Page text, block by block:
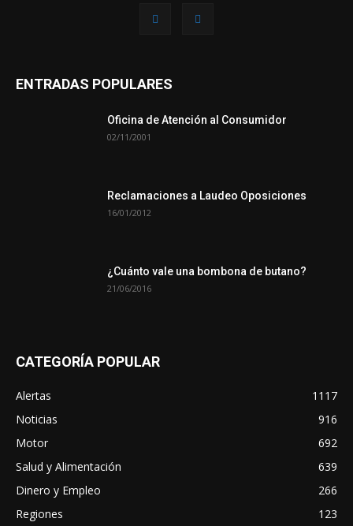
ENTRADAS POPULARES
Oficina de Atención al Consumidor
02/11/2001
Reclamaciones a Laudeo Oposiciones
16/01/2012
¿Cuánto vale una bombona de butano?
21/06/2016
CATEGORÍA POPULAR
Alertas
1117
Noticias
916
Motor
692
Salud y Alimentación
639
Dinero y Empleo
266
Regiones
123